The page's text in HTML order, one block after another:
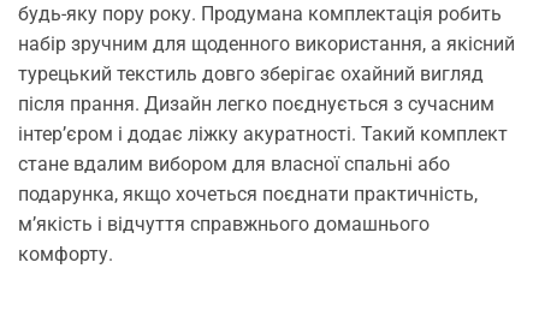
будь-яку пору року. Продумана комплектація робить
набір зручним для щоденного використання, а якісний
турецький текстиль довго зберігає охайний вигляд
після прання. Дизайн легко поєднується з сучасним
інтер’єром і додає ліжку акуратності. Такий комплект
стане вдалим вибором для власної спальні або
подарунка, якщо хочеться поєднати практичність,
м’якість і відчуття справжнього домашнього
комфорту.